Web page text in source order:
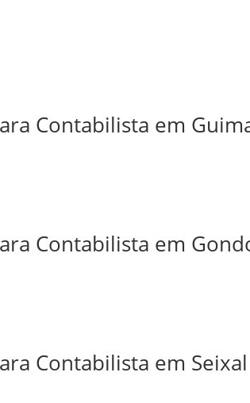
Contabilista em
Contabilista em
Contabilista em Seixal